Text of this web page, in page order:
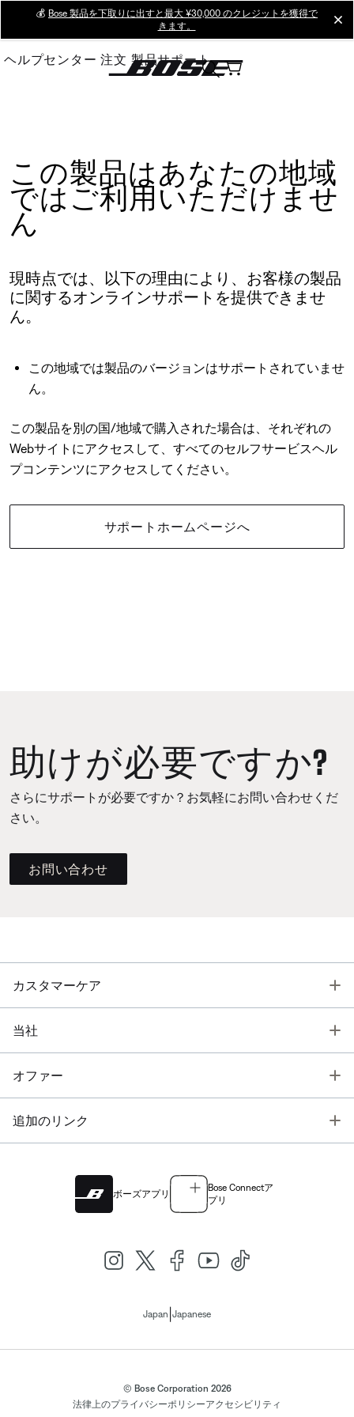
Main
💰 Bose 製品を下取りに出すと最大 ¥30,000 のクレジットを獲得で
きます。
ヘルプセンター 注文 製品サポート
この製品はあなたの地域
ではご利用いただけませ
ん
現時点では、以下の理由により、お客様の製品
に関するオンラインサポートを提供できませ
ん。
この地域では製品のバージョンはサポートされていませ
ん。
この製品を別の国/地域で購入された場合は、それぞれの
Webサイトにアクセスして、すべてのセルフサービスヘル
プコンテンツにアクセスしてください。
サポートホームページへ
助けが必要ですか?
さらにサポートが必要ですか？お気軽にお問い合わせくだ
さい。
お問い合わせ
カスタマーケア
当社
オファー
追加のリンク
ボーズアプリ
Bose Connectア
プリ
Japan Japanese
© Bose Corporation 2026
法律上のプライバシーポリシーアクセシビリティ